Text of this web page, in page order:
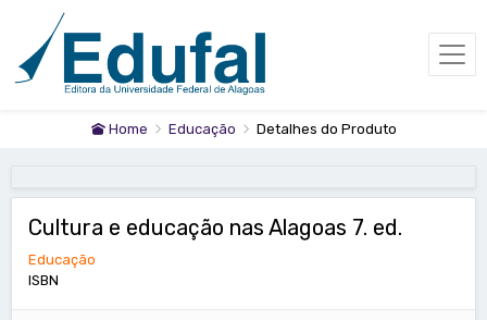
Home Educação Detalhes do Produto
Cultura e educação nas Alagoas 7. ed.
Educação
ISBN